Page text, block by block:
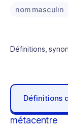
nom masculin
Définitions,
Définitions
métacentre